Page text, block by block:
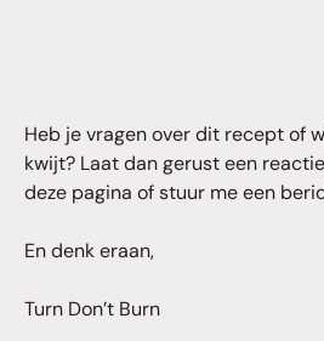
Heb je vragen over dit recept of
kwijt? Laat dan gerust een
deze pagina of stuur me een
En denk eraan,
Turn Don’t Burn